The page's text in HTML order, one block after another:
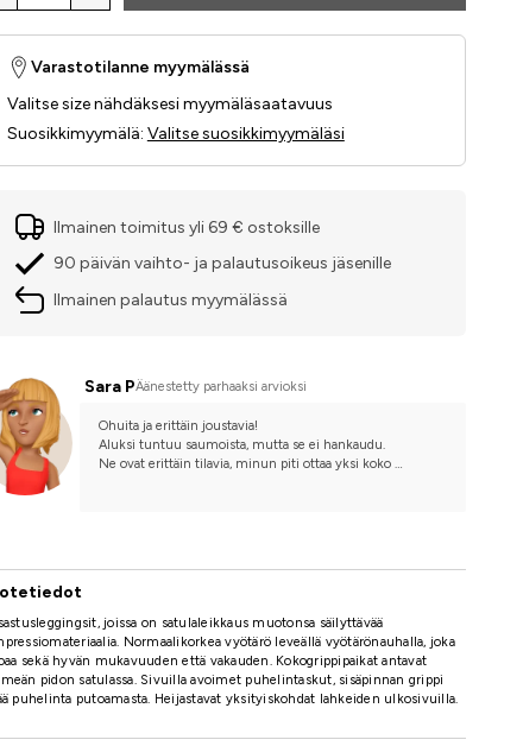
Varastotilanne myymälässä
Valitse size nähdäksesi myymäläsaatavuus
Suosikkimyymälä: Valitse suosikkimyymäläsi
Ilmainen toimitus yli 69 € ostoksille
90 päivän vaihto- ja palautusoikeus jäsenille
Ilmainen palautus myymälässä
Sara PÄänestetty parhaaksi arvioksi
Ohuita ja erittäin joustavia!
Aluksi tuntuu saumoista, mutta se ei hankaudu.
Ne ovat erittäin tilavia, minun piti ottaa yksi koko
joissa on satulaleikkaus muotonsa säilyttävää
Normaalikorkea vyötärö leveällä vyötärönauhalla, joka
sekä hyvän mukavuuden että vakauden. Kokogrippipaikat antavat
pidon satulassa. Sivuilla avoimet puhelintaskut, sisäpinnan grippi
puhelinta putoamasta. Heijastavat yksityiskohdat lahkeiden ulkosivuilla.